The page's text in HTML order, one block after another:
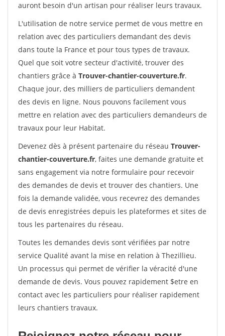
auront besoin d'un artisan pour réaliser leurs travaux.
L'utilisation de notre service permet de vous mettre en
relation avec des particuliers demandant des devis
dans toute la France et pour tous types de travaux.
Quel que soit votre secteur d'activité, trouver des
chantiers grâce à Trouver-chantier-couverture.fr.
Chaque jour, des milliers de particuliers demandent
des devis en ligne. Nous pouvons facilement vous
mettre en relation avec des particuliers demandeurs de
travaux pour leur Habitat.
Devenez dès à présent partenaire du réseau Trouver-
chantier-couverture.fr, faites une demande gratuite et
sans engagement via notre formulaire pour recevoir
des demandes de devis et trouver des chantiers. Une
fois la demande validée, vous recevrez des demandes
de devis enregistrées depuis les plateformes et sites de
tous les partenaires du réseau.
Toutes les demandes devis sont vérifiées par notre
service Qualité avant la mise en relation à Thezillieu.
Un processus qui permet de vérifier la véracité d'une
demande de devis. Vous pouvez rapidement $etre en
contact avec les particuliers pour réaliser rapidement
leurs chantiers travaux.